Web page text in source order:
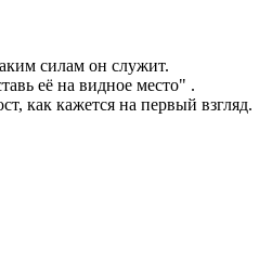
силам он служит.
её на видное место" .
как кажется на первый взгляд.